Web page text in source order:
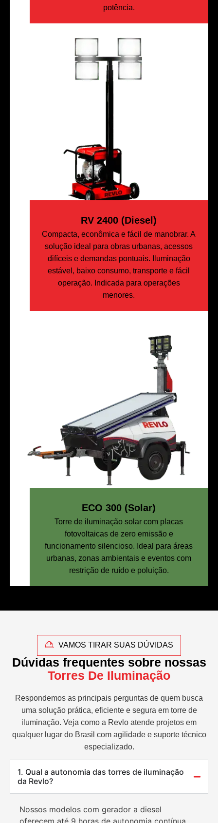
potência.
RV 2400 (Diesel)
Compacta, econômica e fácil de manobrar. A
solução ideal para obras urbanas, acessos
difíceis e demandas pontuais. Iluminação
estável, baixo consumo, transporte e fácil
operação. Indicada para operações
menores.
ECO 300 (Solar)
Torre de iluminação solar com placas
fotovoltaicas de zero emissão e
funcionamento silencioso. Ideal para áreas
urbanas, zonas ambientais e eventos com
restrição de ruído e poluição.
VAMOS TIRAR SUAS DÚVIDAS
Dúvidas frequentes sobre nossas
Torres De Iluminação
Respondemos as principais perguntas de quem busca
uma solução prática, eficiente e segura em torre de
iluminação. Veja como a Revlo atende projetos em
qualquer lugar do Brasil com agilidade e suporte técnico
especializado.
1. Qual a autonomia das torres de iluminação
da Revlo?
Nossos modelos com gerador a diesel